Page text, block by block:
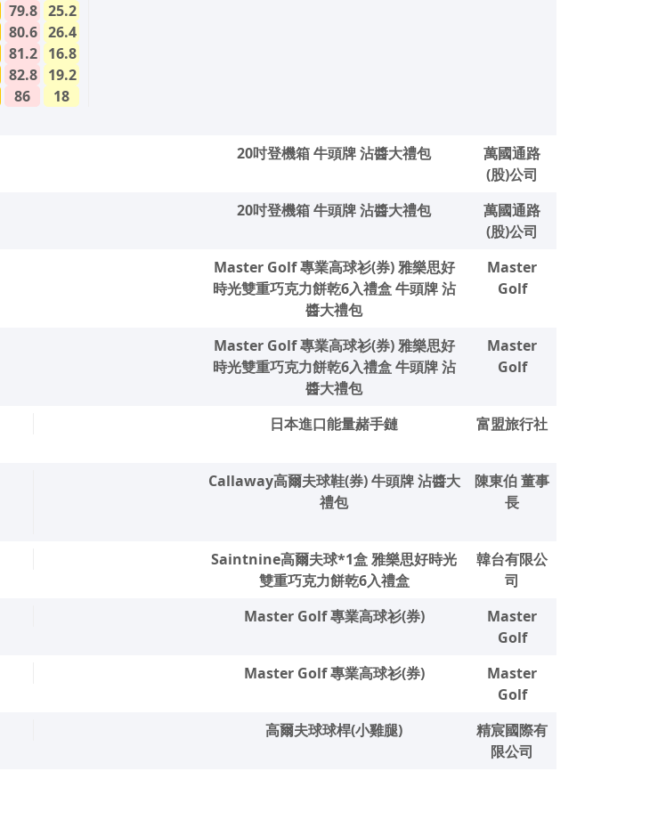
79.8 25.2
80.6 26.4
81.2 16.8
82.8 19.2
86
18
20吋登機箱 牛頭牌 沾醬大禮包
萬國通路
(股)公司
20吋登機箱 牛頭牌 沾醬大禮包
萬國通路
(股)公司
Master Golf 專業高球衫(券) 雅樂思好
時光雙重巧克力餅乾6入禮盒 牛頭牌 沾
醬大禮包
Master
Golf
Master Golf 專業高球衫(券) 雅樂思好
時光雙重巧克力餅乾6入禮盒 牛頭牌 沾
醬大禮包
Master
Golf
日本進口能量赭手鏈 富盟旅行社
Callaway高爾夫球鞋(券) 牛頭牌 沾醬大
禮包
陳東伯 董事
長
Saintnine高爾夫球*1盒 雅樂思好時光
雙重巧克力餅乾6入禮盒
韓台有限公
司
Master Golf 專業高球衫(券)
Master
Golf
Master Golf 專業高球衫(券)
Master
Golf
高爾夫球球桿(小雞腿)
精宸國際有
限公司